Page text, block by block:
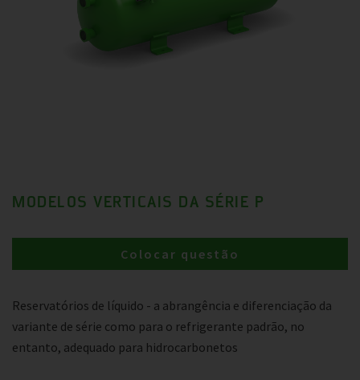
MODELOS VERTICAIS DA SÉRIE P
Reservatórios de líquido - a abrangência e diferenciação da
variante de série como para o refrigerante padrão, no
entanto, adequado para hidrocarbonetos
Colocar questão